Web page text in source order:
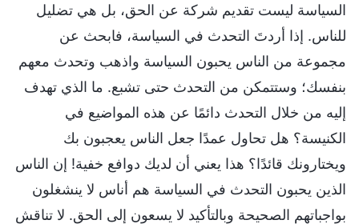
السياسة ليست تقديم شركة عن الحق، بل هي تضليل
للناس. إذا أردتَ التحدث في السياسة، فابحث عن
مجموعة من الناس يحبون السياسة واذهب وتحدث معهم
بنفسك؛ وستتمكن من التحدث حتى تشبع. ما الذي تهدف
إليه من خلال التحدث دائمًا عن هذه المواضيع في
الكنيسة؟ هل تحاول عمدًا جعل الناس يعجبون بك
ويختارونك قائدًا؟ هذا يعني أن لديك دوافع خفية! إن الناس
الذين يحبون التحدث في السياسة هم أناس لا ينشغلون
بواجباتهم الصحيحة وبالتأكيد لا يسعون إلى الحق. لا تناقش